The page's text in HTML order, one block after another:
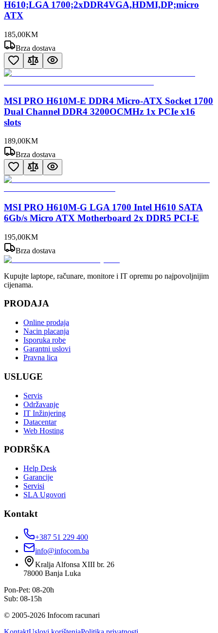
H610;LGA 1700;2xDDR4VGA,HDMI,DP;micro
ATX
185,00KM
Brza dostava
MSI PRO H610M-E DDR4 Micro-ATX Socket 1700
Dual Channel DDR4 3200OCMHz 1x PCIe x16
slots
189,00KM
Brza dostava
MSI PRO H610M-G LGA 1700 Intel H610 SATA
6Gb/s Micro ATX Motherboard 2x DDR5 PCI-E
195,00KM
Brza dostava
Kupujte laptope, računare, monitore i IT opremu po najpovoljnijim
cijenama.
PRODAJA
Online prodaja
Nacin placanja
Isporuka robe
Garantni uslovi
Pravna lica
USLUGE
Servis
Održavanje
IT Inžinjering
Datacentar
Web Hosting
PODRŠKA
Help Desk
Garancije
Servisi
SLA Ugovori
Kontakt
+387 51 229 400
info@infocom.ba
Kralja Alfonsa XIII br. 26
78000 Banja Luka
Pon-Pet: 08-20h
Sub: 08-15h
© 2005-2026 Infocom racunari